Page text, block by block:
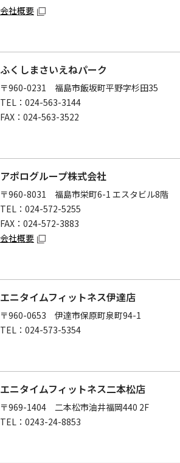
会社概要
ふくしまさいえねパーク
〒960-0231 福島市飯坂町平野字杉田35
TEL：024-563-3144
FAX：024-563-3522
アポログループ株式会社
〒960-8031 福島市栄町6-1 エスタビル8階
TEL：024-572-5255
FAX：024-572-3883
会社概要
エニタイムフィットネス伊達店
〒960-0653 伊達市保原町泉町94-1
TEL：024-573-5354
エニタイムフィットネス二本松店
〒969-1404 二本松市油井福岡440 2F
TEL：0243-24-8853